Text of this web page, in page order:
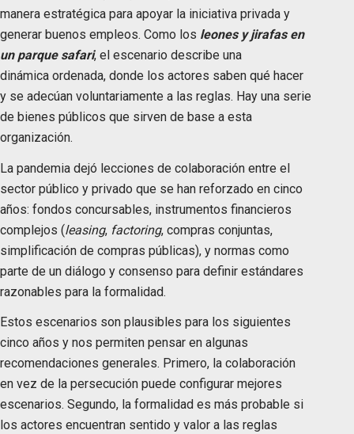
manera estratégica para apoyar la iniciativa privada y
generar buenos empleos. Como los leones y jirafas en
un parque safari, el escenario describe una
dinámica ordenada, donde los actores saben qué hacer
y se adecúan voluntariamente a las reglas. Hay una serie
de bienes públicos que sirven de base a esta
organización.
La pandemia dejó lecciones de colaboración entre el
sector público y privado que se han reforzado en cinco
años: fondos concursables, instrumentos financieros
complejos (leasing, factoring, compras conjuntas,
simplificación de compras públicas), y normas como
parte de un diálogo y consenso para definir estándares
razonables para la formalidad.
Estos escenarios son plausibles para los siguientes
cinco años y nos permiten pensar en algunas
recomendaciones generales. Primero, la colaboración
en vez de la persecución puede configurar mejores
escenarios. Segundo, la formalidad es más probable si
los actores encuentran sentido y valor a las reglas